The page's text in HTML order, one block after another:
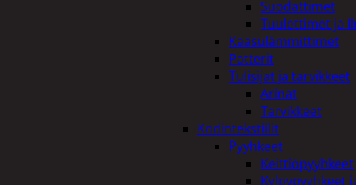
Suodattimet
Tuulettimet ja
Kaasulämmittimet
Patterit
Tulisijat ja tarvikkeet
Arinat
Tarvikkeet
Kodintekstiilit
Pyyhkeet
Keittiöpyyhkeet
Kylpypyyhkeet